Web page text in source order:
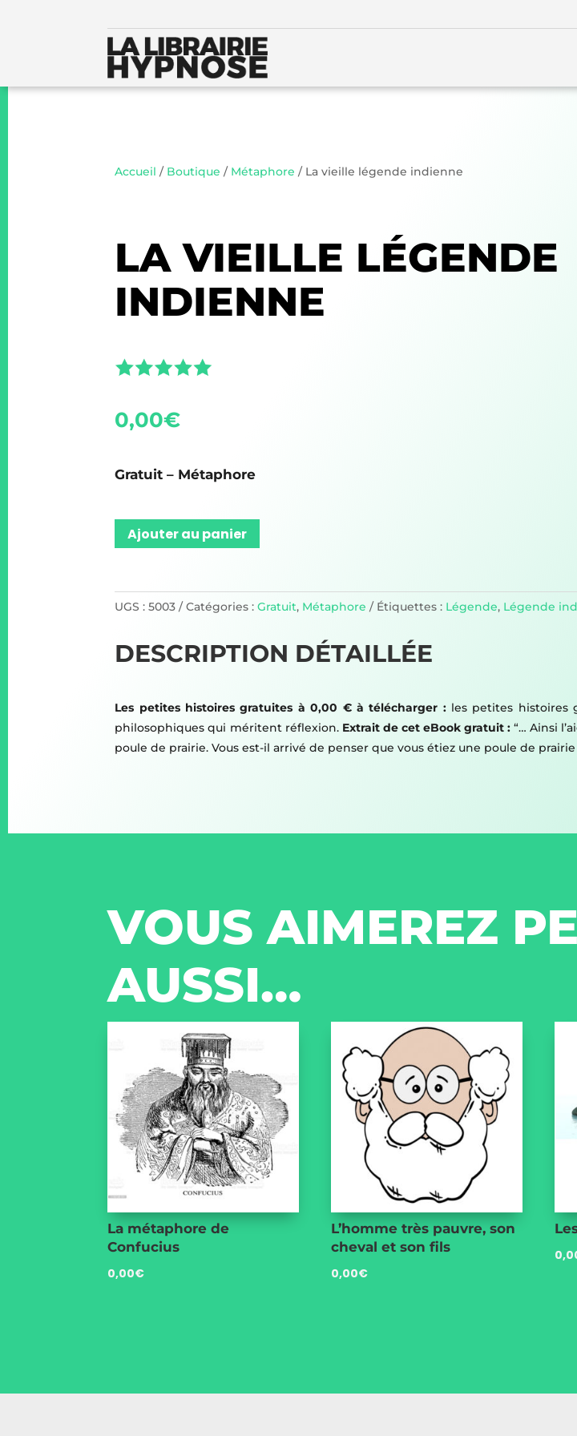
Accueil / Boutique / Métaphore / La vieille légende indienne
LA VIEILLE LÉGENDE
INDIENNE
0,00€
Gratuit – Métaphore
Ajouter au panier
UGS :5003 Catégories :Gratuit, Métaphore Étiquettes : Légende, Légende
DESCRIPTION DÉTAILLÉE
Les petites histoires gratuites à 0,00 € à télécharger :les petites histoires
philosophiques qui méritent réflexion. Extrait de cet eBook gratuit : “… Ainsi
poule de prairie. Vous est-il arrivé de penser que vous étiez une poule de prairie
VOUS AIMEREZ
AUSSI…
La métaphore de
Confucius
0,00€
L’homme très pauvre, son
cheval et son fils
0,00€